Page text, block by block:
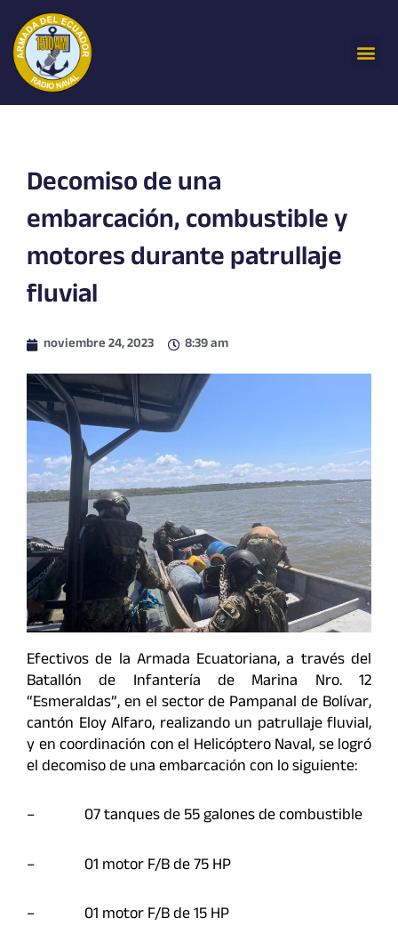
contenido
Decomiso de una
embarcación, combustible y
motores durante patrullaje
fluvial
noviembre 24, 2023 8:39 am
Efectivos de la Armada Ecuatoriana, a través del
Batallón de Infantería de Marina Nro. 12
“Esmeraldas”, en el sector de Pampanal de Bolívar,
cantón Eloy Alfaro, realizando un patrullaje fluvial,
y en coordinación con el Helicóptero Naval, se logró
el decomiso de una embarcación con lo siguiente:
– 07 tanques de 55 galones de combustible
– 01 motor F/B de 75 HP
– 01 motor F/B de 15 HP